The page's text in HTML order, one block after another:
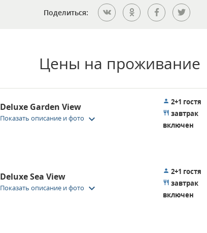
Поделиться:
Цены на проживание
Deluxe Garden View
Показать описание и фото keyboard_arrow_down
2+1 гостя
завтрак
включен
Deluxe Sea View
Показать описание и фото keyboard_arrow_down
2+1 гостя
завтрак
включен